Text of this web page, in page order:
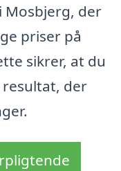
Mosbjerg, der
priser på
sikrer, at du
der